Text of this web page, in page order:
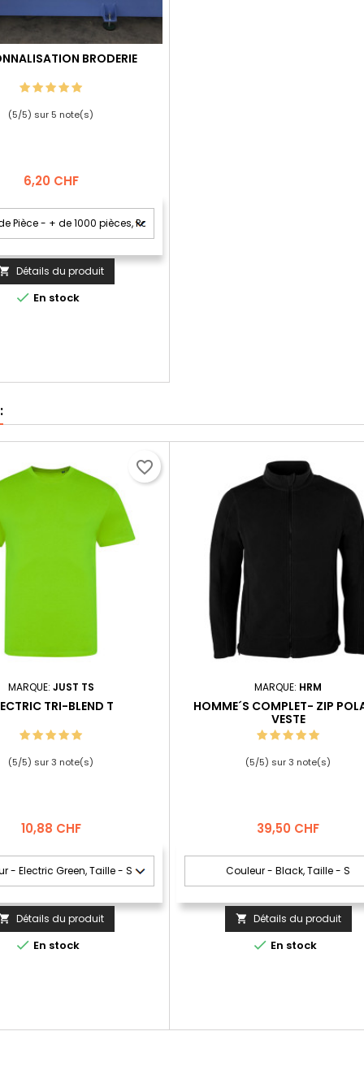
BRODERIE
(5/5) sur 5 note(s)
Prix
6,20 CHF
Détails du produit
 En stock
MARQUE: JUST TS
TRI-BLEND T
(5/5) sur3 note(s)
Prix
10,88 CHF
Détails du produit
 En stock
favorite_border
MARQUE: HRM
HOMME´S COMPLET- ZIP
VESTE
(5/5) sur3 note(s)
Prix
39,50 CHF
 Détails du produit
 En stock